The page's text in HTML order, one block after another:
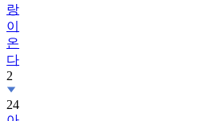
랑
이
온
다
2
24